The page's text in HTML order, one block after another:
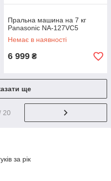
Пральна машина на 7 кг
Panasonic NA-127VC5
Немає в наявності
6 999 ₴
ще
20
за рік